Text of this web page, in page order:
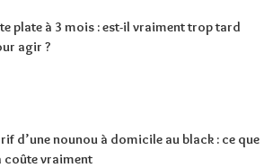
plate à 3 mois : est-il vraiment trop tard
agir ?
d’une nounou à domicile au black : ce que
coûte vraiment